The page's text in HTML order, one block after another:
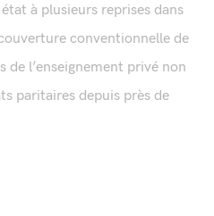
à plusieurs reprises dans
conventionnelle de
de l’enseignement privé non
paritaires depuis près de